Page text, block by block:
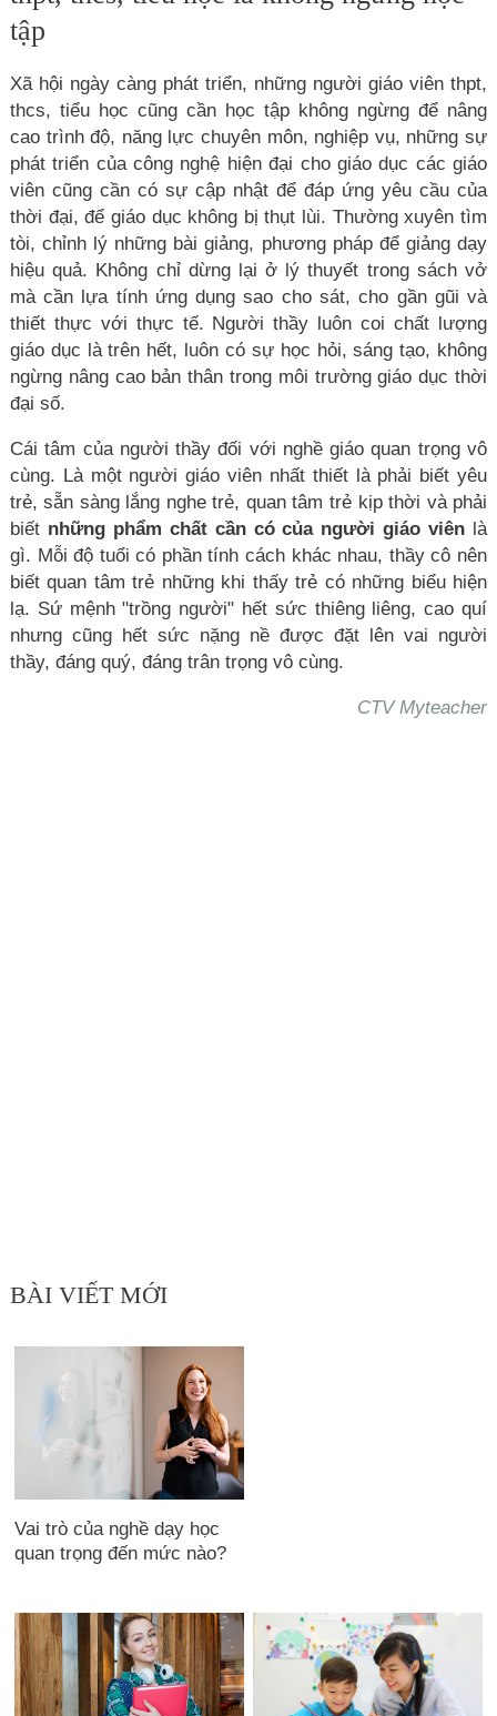
tập
Xã hội ngày càng phát triển, những người giáo viên thpt,
thcs, tiểu học cũng cần học tập không ngừng để nâng
cao trình độ, năng lực chuyên môn, nghiệp vụ, những sự
phát triển của công nghệ hiện đại cho giáo dục các giáo
viên cũng cần có sự cập nhật để đáp ứng yêu cầu của
thời đại, để giáo dục không bị thụt lùi. Thường xuyên tìm
tòi, chỉnh lý những bài giảng, phương pháp để giảng dạy
hiệu quả. Không chỉ dừng lại ở lý thuyết trong sách vở
mà cần lựa tính ứng dụng sao cho sát, cho gần gũi và
thiết thực với thực tế. Người thầy luôn coi chất lượng
giáo dục là trên hết, luôn có sự học hỏi, sáng tạo, không
ngừng nâng cao bản thân trong môi trường giáo dục thời
đại số.
Cái tâm của người thầy đối với nghề giáo quan trọng vô
cùng. Là một người giáo viên nhất thiết là phải biết yêu
trẻ, sẵn sàng lắng nghe trẻ, quan tâm trẻ kịp thời và phải
biết những phẩm chất cần có của người giáo viên là
gì. Mỗi độ tuổi có phần tính cách khác nhau, thầy cô nên
biết quan tâm trẻ những khi thấy trẻ có những biểu hiện
lạ. Sứ mệnh "trồng người" hết sức thiêng liêng, cao quí
nhưng cũng hết sức nặng nề được đặt lên vai người
thầy, đáng quý, đáng trân trọng vô cùng.
CTV Myteacher
BÀI VIẾT MỚI
Vai trò của nghề dạy học
quan trọng đến mức nào?